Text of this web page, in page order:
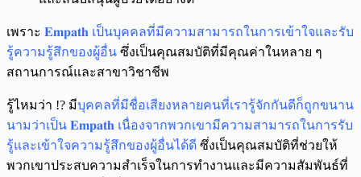
เพราะ 𝐄𝐦𝐩𝐚𝐭𝐡 เป็นบุคคลที่มีความสามารถในการเข้าใจและรับ
รู้ความรู้สึกของผู้อื่น ซึ่งเป็นคุณสมบัติที่มีคุณค่าในหลาย ๆ
สถานการณ์และสาขาวิชาชีพ
รู้ไหมว่า !? มีบุคคลที่มีชื่อเสียงหลายคนที่เรารู้จักกันดีก็ถูกขนาน
นามว่าเป็น 𝐄𝐦𝐩𝐚𝐭𝐡 เนื่องจากพวกเขามีความสามารถในการรับ
รู้และเข้าใจความรู้สึกของผู้อื่นได้ดี ซึ่งเป็นคุณสมบัติที่ช่วยให้
พวกเขาประสบความสำเร็จในการทำงานและมีความสัมพันธ์ที่